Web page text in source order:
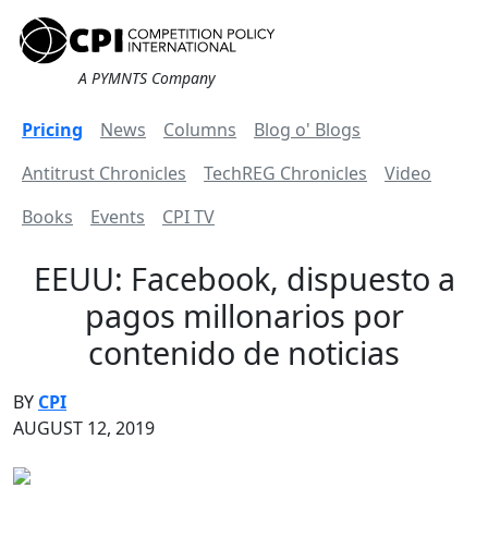
A PYMNTS Company
Pricing News Columns
Blog o' Blogs
Antitrust Chronicles
TechREG Chronicles
Video
Books
Events CPI TV
EEUU: Facebook, dispuesto a
pagos millonarios por
contenido de noticias
BY CPI
AUGUST 12, 2019